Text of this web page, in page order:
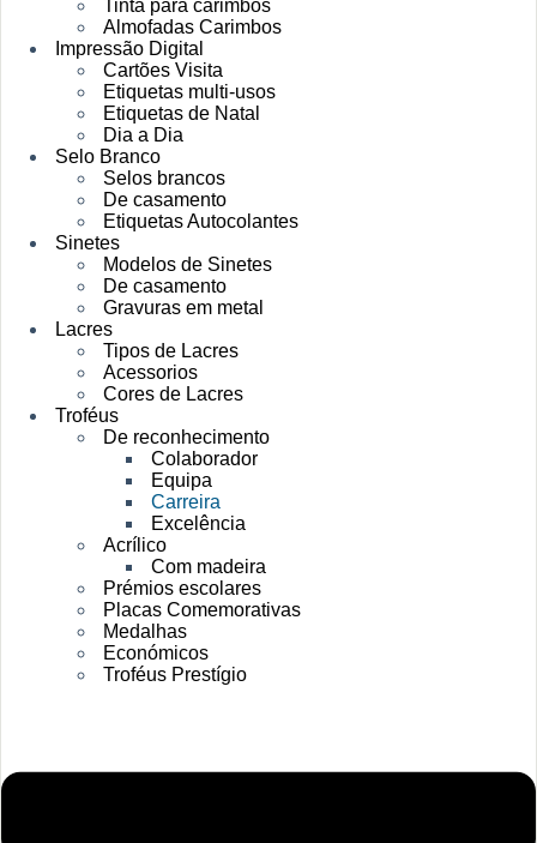
Tinta para carimbos
Almofadas Carimbos
Impressão Digital
Cartões Visita
Etiquetas multi-usos
Etiquetas de Natal
Dia a Dia
Selo Branco
Selos brancos
De casamento
Etiquetas Autocolantes
Sinetes
Modelos de Sinetes
De casamento
Gravuras em metal
Lacres
Tipos de Lacres
Acessorios
Cores de Lacres
Troféus
De reconhecimento
Colaborador
Equipa
Carreira
Excelência
Acrílico
Com madeira
Prémios escolares
Placas Comemorativas
Medalhas
Económicos
Troféus Prestígio